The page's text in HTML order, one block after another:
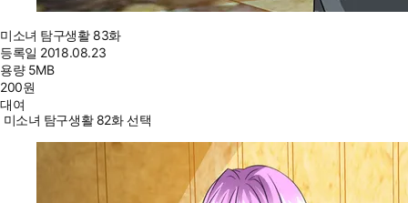
미소녀 탐구생활 83화
등록일 2018.08.23
용량 5MB
200원
대여
미소녀 탐구생활 82화 선택